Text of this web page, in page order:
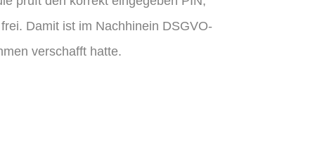
Damit ist im Nachhinein DSGVO-
verschafft hatte.